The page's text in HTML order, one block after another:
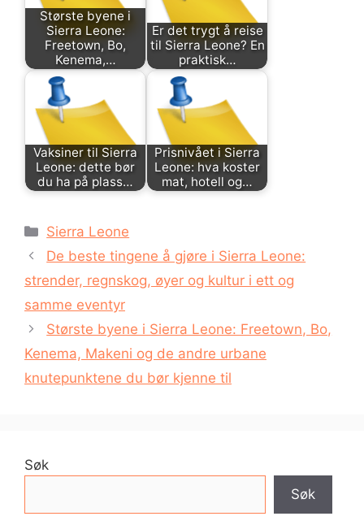
Største byene i
Sierra Leone:
Freetown, Bo,
Kenema,…
Er det trygt å reise
til Sierra Leone? En
praktisk…
Vaksiner til Sierra
Leone: dette bør
du ha på plass…
Prisnivået i Sierra
Leone: hva koster
mat, hotell og…
Kategorier
Sierra Leone
De beste tingene å gjøre i Sierra Leone:
strender, regnskog, øyer og kultur i ett og
samme eventyr
Største byene i Sierra Leone: Freetown, Bo,
Kenema, Makeni og de andre urbane
knutepunktene du bør kjenne til
Søk
Søk